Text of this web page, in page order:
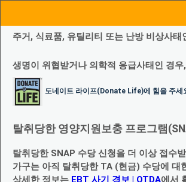
주거, 식료품, 유틸리티 또는 난방 비상사태
생명이 위협받거나 의학적 응급사태인 경
도네이트 라이프(Donate Life)에 힘을 주세
탈취당한 영양지원보충 프로그램
탈취당한 SNAP 수당 신청을 더 이상 접수
가구는 아직 탈취당한 TA (현금) 수당에 대
상세한 정보는 EBT 사기 경보 | OTDA에서